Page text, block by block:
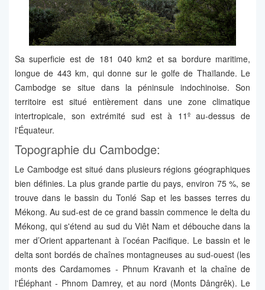
Sa superficie est de 181 040 km2 et sa bordure maritime,
longue de 443 km, qui donne sur le golfe de Thaïlande. Le
Cambodge se situe dans la péninsule indochinoise. Son
territoire est situé entièrement dans une zone climatique
intertropicale, son extrémité sud est à 11º au-dessus de
l'Équateur.
Topographie du Cambodge:
Le Cambodge est situé dans plusieurs régions géographiques
bien définies. La plus grande partie du pays, environ 75 %, se
trouve dans le bassin du Tonlé Sap et les basses terres du
Mékong. Au sud-est de ce grand bassin commence le delta du
Mékong, qui s'étend au sud du Viêt Nam et débouche dans la
mer d’Orient appartenant à l’océan Pacifique. Le bassin et le
delta sont bordés de chaînes montagneuses au sud-ouest (les
monts des Cardamomes - Phnum Kravanh et la chaîne de
l'Éléphant - Phnom Damrey, et au nord (Monts Dângrêk). Le